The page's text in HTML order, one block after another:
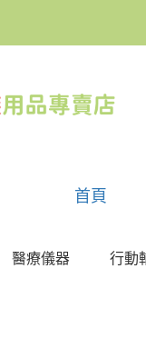
首頁
醫療儀器 行動